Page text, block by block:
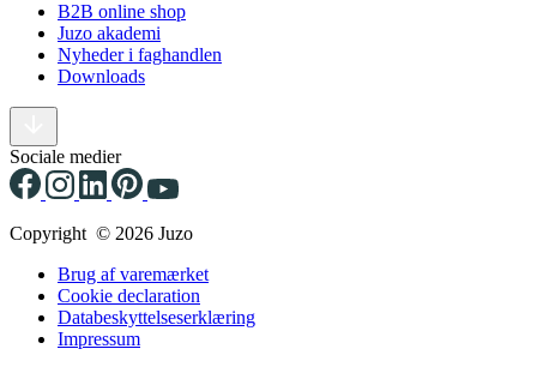
B2B online shop
Juzo akademi
Nyheder i faghandlen
Downloads
Sociale medier
Copyright © 2026 Juzo
Brug af varemærket
Cookie declaration
Databeskyttelseserklæring
Impressum